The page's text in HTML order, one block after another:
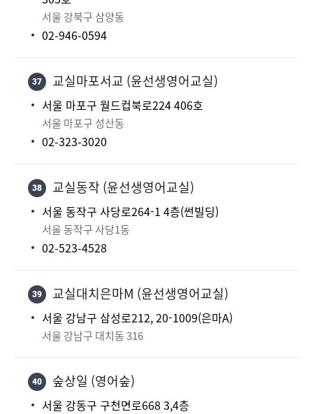
서울 강북구 삼양동
02-946-0594
37 교실마포서교 (윤선생영어교실)
서울 마포구 월드컵북로224 406호
서울 마포구 성산동
02-323-3020
38 교실동작 (윤선생영어교실)
서울 동작구 사당로264-1 4층(썬빌딩)
서울 동작구 사당1동
02-523-4528
39 교실대치은마M (윤선생영어교실)
서울 강남구 삼성로212, 20-1009(은마A)
서울 강남구 대치동 316
40 숲상일 (영어숲)
서울 강동구 구천면로668 3,4층